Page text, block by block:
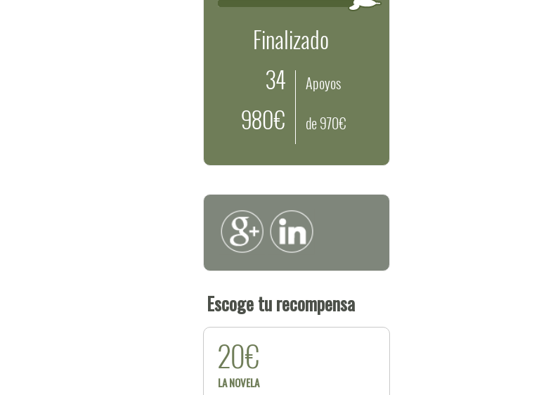
Finalizado
34
980€
Apoyos
de 970€
Escoge tu recompensa
20€
LA NOVELA